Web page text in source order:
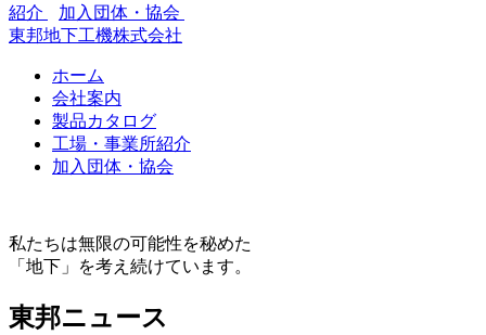
紹介
加入団体・協会
東邦地下工機株式会社
ホーム
会社案内
製品カタログ
工場・事業所紹介
加入団体・協会
私たちは無限の可能性を秘めた
「地下」を考え続けています。
東邦ニュース